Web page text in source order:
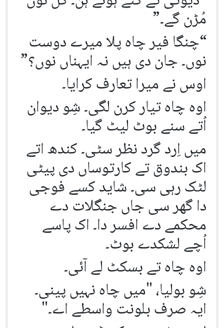
مُڑن گے۔”
“چنگا فیر چاہ پلا میرے دوست
نوں۔ جان دی ہیں نہ ایہناں نوں؟”
اوس نے میرا تعارف کرایا۔
اوہ چاہ تیار کرن لگی۔ شِو دیوان
اُتے سنے بوٹ لیٹ گیا۔
میں اِرد گرد نظر سٹی۔ کندھ اتے
اک بندوق تے کارتوساں دی پیٹی
لٹک رہی سی۔ شاید کسے فوجی
دا گھر سی جاں جنگلات دے
محکمے دے افسر دا۔ اک پاسے
اُچے لشکدے بوٹ۔
اوہ چاہ تے بسکٹ لے آئی۔
شِو بولیا، "میں چاہ نہیں پینی۔
ایہ صرف بلونت واسطے اے۔"